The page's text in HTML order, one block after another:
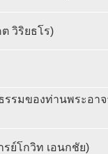
วิริยธโร)
รรมของท่านพระอา
ย์โกวิท เอนกชัย)